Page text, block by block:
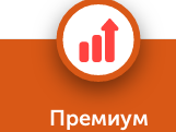
Премиум